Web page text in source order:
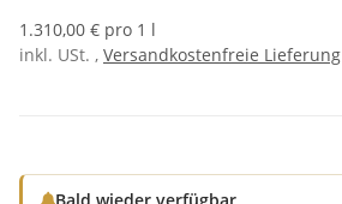
1.310,00 € pro 1 l
inkl. USt. , Versandkostenfreie Lieferung